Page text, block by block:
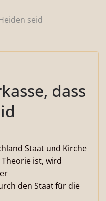
seid
dass
Staat und Kirche
ist, wird
den Staat für die